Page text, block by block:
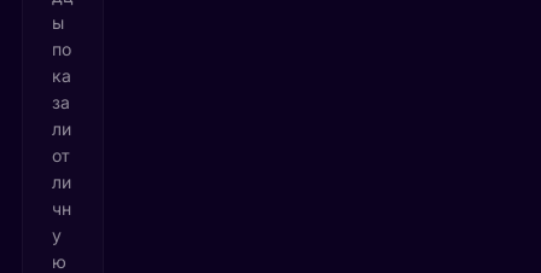
ы
по
ка
за
ли
от
ли
чн
у
ю